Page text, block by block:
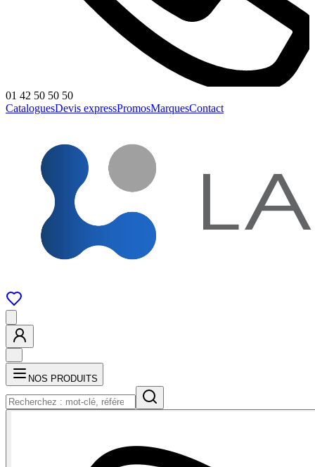
01 42 50 50 50
CataloguesDevis expressPromosMarquesContact
NOS PRODUITS